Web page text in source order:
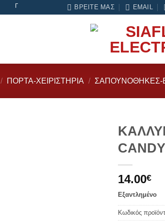
Γνήσια ανταλλακτικά και 6 μήνες εγγύηση σε κάθε εργασία
ΒΡΕΊΤΕ ΜΑΣ EMAIL
/ ΠΟΡΤΑ-ΧΕΙΡΙΣΤΗΡΙΑ /
CANDY
14.00€
Εξαντλημένο
Κωδικός